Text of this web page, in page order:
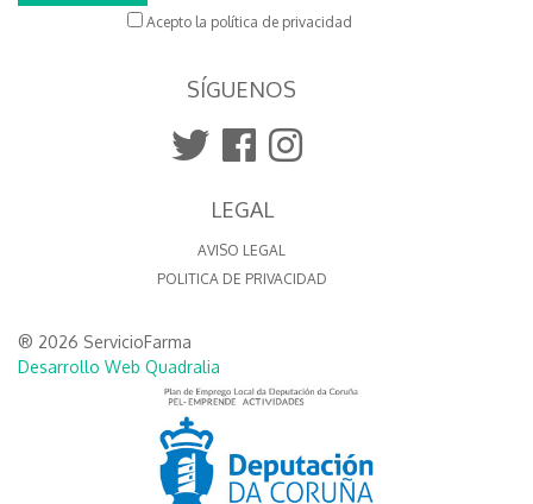
Acepto la política de privacidad
SÍGUENOS
LEGAL
AVISO LEGAL
POLITICA DE PRIVACIDAD
® 2026 ServicioFarma
Desarrollo Web Quadralia